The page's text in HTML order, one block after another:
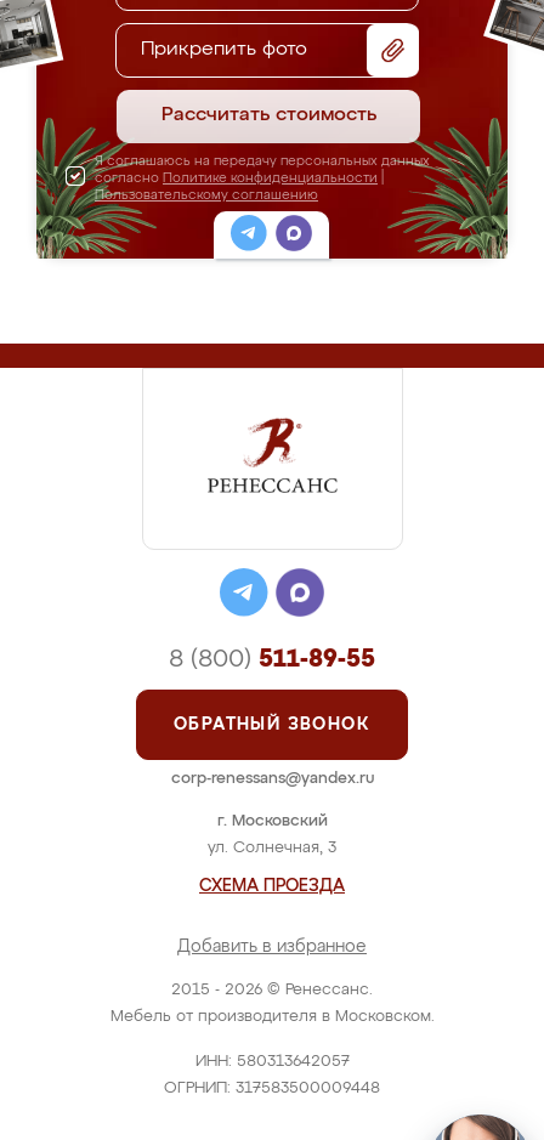
Прикрепить фото
Рассчитать стоимость
Я соглашаюсь на передачу персональных данных
согласно Политике конфиденциальности
Пользовательскому соглашению
2015 - 2026 © Ренессанс.
Мебель от производителя в Московском.
ИНН: 580313642057
ОГРНИП: 317583500009448
г. Московский
ул. Солнечная, 3
СХЕМА ПРОЕЗДА
Добавить в избранное
8 (800) 511-89-55
ОБРАТНЫЙ ЗВОНОК
corp-renessans@yandex.ru